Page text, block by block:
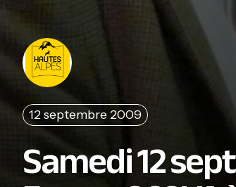
12 septembre 2009
Samedi 12